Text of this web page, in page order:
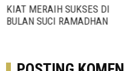
KIAT MERAIH SUKSES DI
BULAN SUCI RAMADHAN